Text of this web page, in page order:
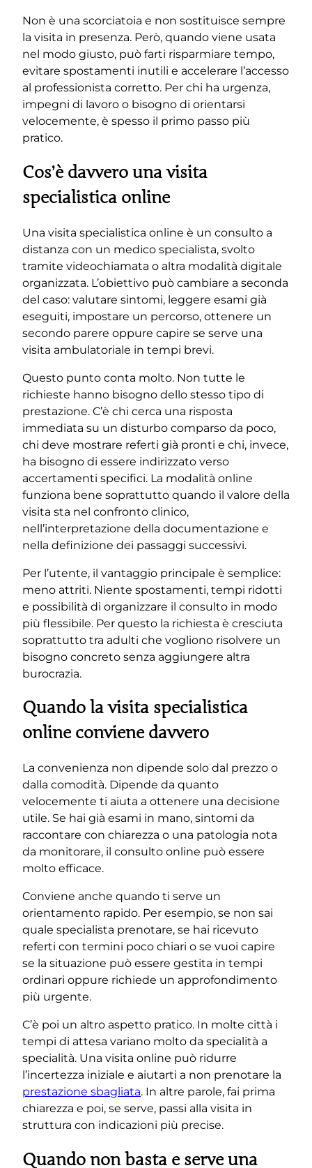
Non è una scorciatoia e non sostituisce sempre
la visita in presenza. Però, quando viene usata
nel modo giusto, può farti risparmiare tempo,
evitare spostamenti inutili e accelerare l’accesso
al professionista corretto. Per chi ha urgenza,
impegni di lavoro o bisogno di orientarsi
velocemente, è spesso il primo passo più
pratico.
Cos’è davvero una visita
specialistica online
Una visita specialistica online è un consulto a
distanza con un medico specialista, svolto
tramite videochiamata o altra modalità digitale
organizzata. L’obiettivo può cambiare a seconda
del caso: valutare sintomi, leggere esami già
eseguiti, impostare un percorso, ottenere un
secondo parere oppure capire se serve una
visita ambulatoriale in tempi brevi.
Questo punto conta molto. Non tutte le
richieste hanno bisogno dello stesso tipo di
prestazione. C’è chi cerca una risposta
immediata su un disturbo comparso da poco,
chi deve mostrare referti già pronti e chi, invece,
ha bisogno di essere indirizzato verso
accertamenti specifici. La modalità online
funziona bene soprattutto quando il valore della
visita sta nel confronto clinico,
nell’interpretazione della documentazione e
nella definizione dei passaggi successivi.
Per l’utente, il vantaggio principale è semplice:
meno attriti. Niente spostamenti, tempi ridotti
e possibilità di organizzare il consulto in modo
più flessibile. Per questo la richiesta è cresciuta
soprattutto tra adulti che vogliono risolvere un
bisogno concreto senza aggiungere altra
burocrazia.
Quando la visita specialistica
online conviene davvero
La convenienza non dipende solo dal prezzo o
dalla comodità. Dipende da quanto
velocemente ti aiuta a ottenere una decisione
utile. Se hai già esami in mano, sintomi da
raccontare con chiarezza o una patologia nota
da monitorare, il consulto online può essere
molto efficace.
Conviene anche quando ti serve un
orientamento rapido. Per esempio, se non sai
quale specialista prenotare, se hai ricevuto
referti con termini poco chiari o se vuoi capire
se la situazione può essere gestita in tempi
ordinari oppure richiede un approfondimento
più urgente.
C’è poi un altro aspetto pratico. In molte città i
tempi di attesa variano molto da specialità a
specialità. Una visita online può ridurre
l’incertezza iniziale e aiutarti a non prenotare la
prestazione sbagliata. In altre parole, fai prima
chiarezza e poi, se serve, passi alla visita in
struttura con indicazioni più precise.
Quando non basta e serve una